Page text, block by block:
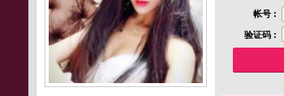
帐号 :
验证码 :